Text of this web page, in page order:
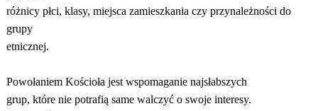
różnicy płci, klasy, miejsca zamieszkania czy przynależności do
grupy
etnicznej.
Powołaniem Kościoła jest wspomaganie najsłabszych
grup, które nie potrafią same walczyć o swoje interesy.